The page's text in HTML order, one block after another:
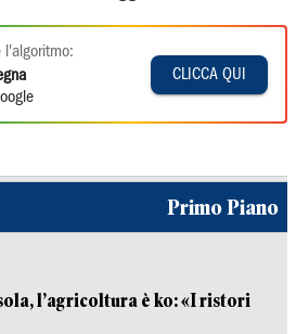
l'algoritmo:
CLICCA QUI
Primo Piano
l’agricoltura è ko: «I ristori